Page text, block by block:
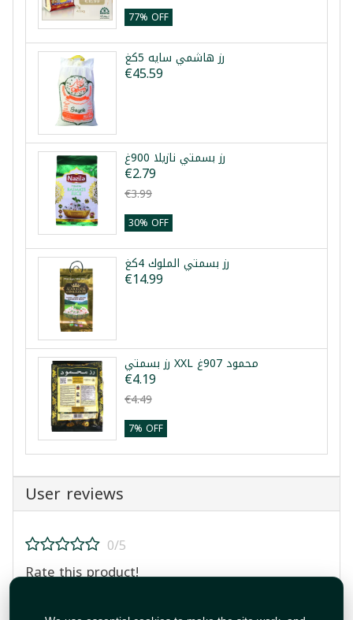
77% OFF
رز هاشمي سايه 5كغ
€45.59
رز بسمتي نازيلا 900غ
€2.79
€3.99
30% OFF
رز بسمتي الملوك 4كغ
€14.99
رز بسمتي XXL محمود 907غ
€4.19
€4.49
7% OFF
User reviews
0/5
Rate this product!